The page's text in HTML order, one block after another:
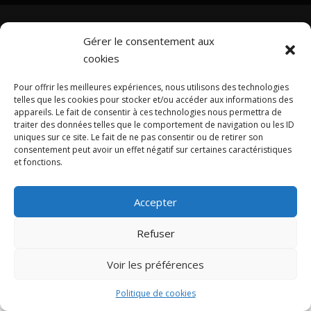
Gérer le consentement aux
cookies
Pour offrir les meilleures expériences, nous utilisons des technologies
telles que les cookies pour stocker et/ou accéder aux informations des
appareils. Le fait de consentir à ces technologies nous permettra de
traiter des données telles que le comportement de navigation ou les ID
uniques sur ce site. Le fait de ne pas consentir ou de retirer son
consentement peut avoir un effet négatif sur certaines caractéristiques
et fonctions.
Accepter
Refuser
Voir les préférences
Politique de cookies
COPYRIGHT © 2022 VITA SERVICES